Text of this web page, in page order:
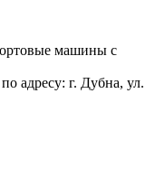
машины с
адресу: г. Дубна, ул.